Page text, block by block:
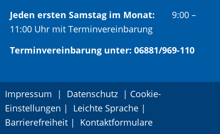
Jeden ersten Samstag im Monat: 9:00 –
11:00 Uhr mit Terminvereinbarung
Terminvereinbarung unter: 06881/969-110
Impressum | Datenschutz | Cookie-
Einstellungen | Leichte Sprache |
Barrierefreiheit | Kontaktformulare